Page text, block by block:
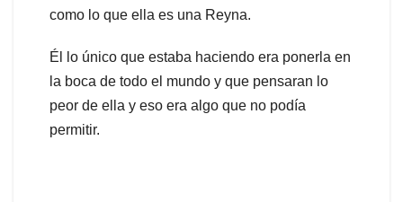
como lo que ella es una Reyna.
Él lo único que estaba haciendo era ponerla en
la boca de todo el mundo y que pensaran lo
peor de ella y eso era algo que no podía
permitir.